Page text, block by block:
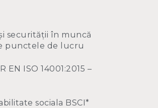
securității în muncă
punctele de lucru
ISO 14001:2015 –
sociala BSCI*